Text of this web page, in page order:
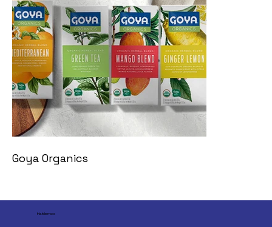
Goya Organics
Hablemos